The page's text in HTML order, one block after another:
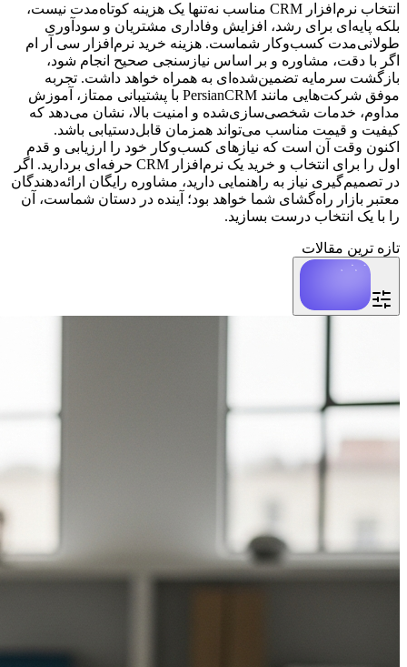
انتخاب نرم‌افزار CRM مناسب نه‌تنها یک هزینه کوتاه‌مدت نیست،
بلکه پایه‌ای برای رشد، افزایش وفاداری مشتریان و سودآوری
طولانی‌مدت کسب‌وکار شماست. هزینه خرید نرم‌افزار سی آر ام
اگر با دقت، مشاوره و بر اساس نیازسنجی صحیح انجام شود،
بازگشت سرمایه تضمین‌شده‌ای به همراه خواهد داشت. تجربه
موفق شرکت‌هایی مانند PersianCRM با پشتیبانی ممتاز، آموزش
مداوم، خدمات شخصی‌سازی‌شده و امنیت بالا، نشان می‌دهد که
کیفیت و قیمت مناسب می‌تواند همزمان قابل‌دستیابی باشد.
اکنون وقت آن است که نیازهای کسب‌وکار خود را ارزیابی و قدم
اول را برای انتخاب و خرید یک نرم‌افزار CRM حرفه‌ای بردارید. اگر
در تصمیم‌گیری نیاز به راهنمایی دارید، مشاوره رایگان ارائه‌دهندگان
معتبر بازار راه‌گشای شما خواهد بود؛ آینده در دستان شماست، آن
را با یک انتخاب درست بسازید.
تازه ترین مقالات